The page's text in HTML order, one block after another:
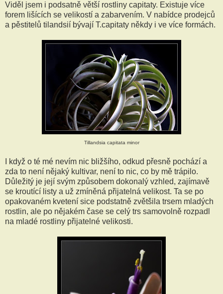
Viděl jsem i podsatně větší rostliny capitaty. Existuje více
forem lišících se velikostí a zabarvením. V nabídce prodejců
a pěstitelů tilandsií bývají T.capitaty někdy i ve více formách.
Tillandsia capitata minor
I když o té mé nevím nic bližšího, odkud přesně pochází a
zda to není nějaký kultivar, není to nic, co by mě trápilo.
Důležitý je její svým způsobem dokonalý vzhled, zajímavě
se kroutící listy a už zmíněná přijatelná velikost. Ta se po
opakovaném kvetení sice podstatně zvětšila trsem mladých
rostlin, ale po nějakém čase se celý trs samovolně rozpadl
na mladé rostliny přijatelné velikosti.